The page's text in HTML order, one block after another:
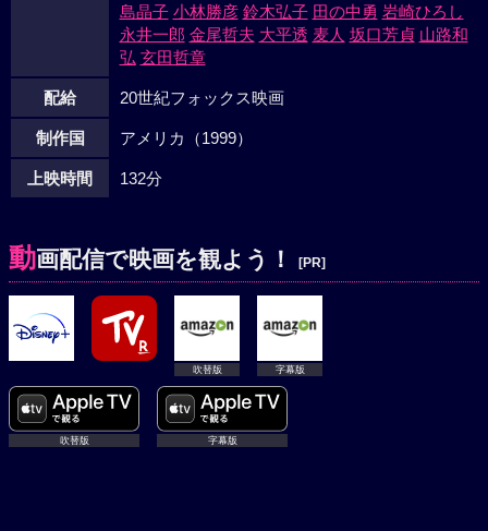
島晶子 小林勝彦 鈴木弘子 田の中勇 岩崎ひろし
永井一郎 金尾哲夫 大平透 麦人 坂口芳貞 山路和
弘 玄田哲章
配給 20世紀フォックス映画
制作国 アメリカ（1999）
上映時間 132分
動画配信で映画を観よう！ [PR]
吹替版 字幕版
吹替版 字幕版